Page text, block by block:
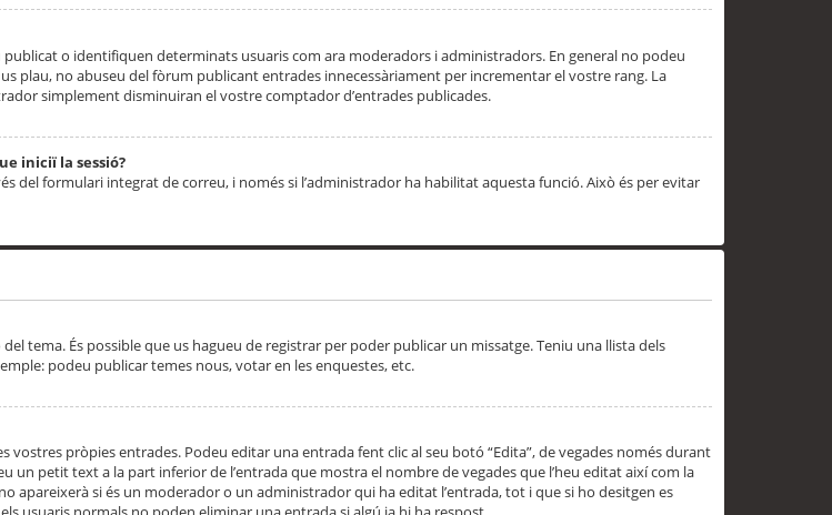
o identifiquen determinats usuaris com ara moderadors i administradors. En general no podeu
plau, no abuseu del fòrum publicant entrades innecessàriament per incrementar el vostre rang. La
simplement disminuiran el vostre comptador d’entrades publicades.
iniciï la sessió?
del formulari integrat de correu, i només si l’administrador ha habilitat aquesta funció. Això és per evitar
tema. És possible que us hagueu de registrar per poder publicar un missatge. Teniu una llista dels
podeu publicar temes nous, votar en les enquestes, etc.
pròpies entrades. Podeu editar una entrada fent clic al seu botó “Edita”, de vegades només durant
un petit text a la part inferior de l’entrada que mostra el nombre de vegades que l’heu editat així com la
apareixerà si és un moderador o un administrador qui ha editat l’entrada, tot i que si ho desitgen es